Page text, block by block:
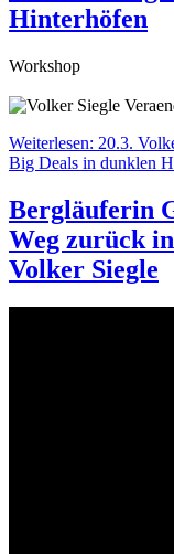
Hinterhöfen
Workshop
Weiterlesen: 20.3.
Big Deals in dunklen
Bergläuferin
Weg zurück
Volker Siegle